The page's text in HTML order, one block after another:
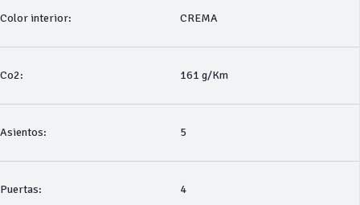
Color interior: CREMA
Co2: 161 g/Km
Asientos: 5
Puertas: 4